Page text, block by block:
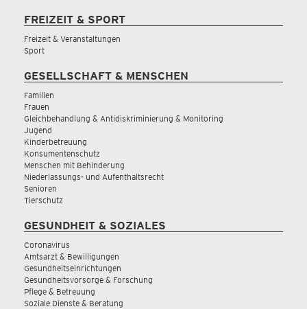
FREIZEIT & SPORT
Freizeit & Veranstaltungen
Sport
GESELLSCHAFT & MENSCHEN
Familien
Frauen
Gleichbehandlung & Antidiskriminierung & Monitoring
Jugend
Kinderbetreuung
Konsumentenschutz
Menschen mit Behinderung
Niederlassungs- und Aufenthaltsrecht
Senioren
Tierschutz
GESUNDHEIT & SOZIALES
Coronavirus
Amtsarzt & Bewilligungen
Gesundheitseinrichtungen
Gesundheitsvorsorge & Forschung
Pflege & Betreuung
Soziale Dienste & Beratung